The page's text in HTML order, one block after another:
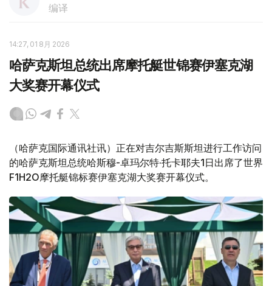
编译
14:27, 01 8月 2026
哈萨克斯坦总统出席摩托艇世锦赛伊塞克湖
大奖赛开幕仪式
（哈萨克国际通讯社讯）正在对吉尔吉斯斯坦进行工作访问
的哈萨克斯坦总统哈斯穆-卓玛尔特·托卡耶夫1日出席了世界
F1H2O摩托艇锦标赛伊塞克湖大奖赛开幕仪式。